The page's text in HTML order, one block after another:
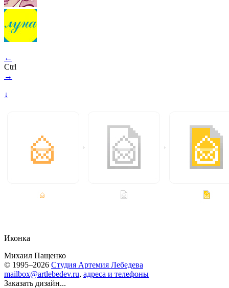
←
Ctrl
→
↓
Иконка
Михаил Пащенко
© 1995–2026 Студия Артемия Лебедева
mailbox@artlebedev.ru, адреса и телефоны
Заказать дизайн...